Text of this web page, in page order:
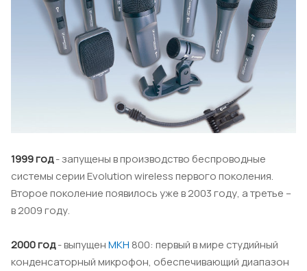
1999 год- запущены в производство беспроводные
системы серии Evolution wireless первого поколения.
Второе поколение появилось уже в 2003 году, а третье –
в 2009 году.
2000 год- выпущенMKH 800: первый в мире студийный
конденсаторный микрофон, обеспечивающий диапазон